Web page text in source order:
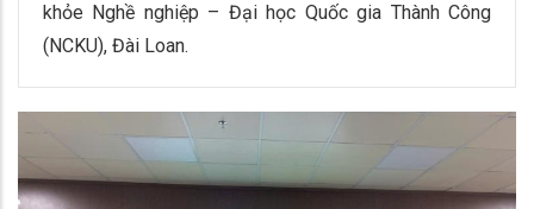
khỏe Nghề nghiệp – Đại học Quốc gia Thành Công
(NCKU), Đài Loan.